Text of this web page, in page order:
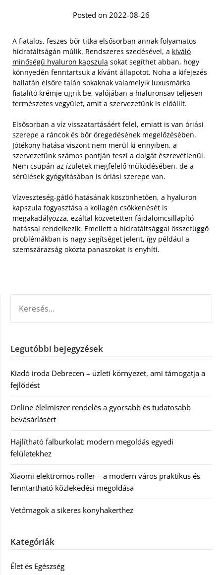
Posted on 2022-08-26
A fiatalos, feszes bőr titka elsősorban annak folyamatos
hidratáltságán múlik. Rendszeres szedésével, a kiváló
minőségű hyaluron kapszula sokat segíthet abban, hogy
könnyedén fenntartsuk a kívánt állapotot. Noha a kifejezés
hallatán elsőre talán sokaknak valamelyik luxusmárka
fiatalító krémje ugrik be, valójában a hialuronsav teljesen
természetes vegyület, amit a szervezetünk is előállít.
Elsősorban a víz visszatartásáért felel, emiatt is van óriási
szerepe a ráncok és bőr öregedésének megelőzésében.
Jótékony hatása viszont nem merül ki ennyiben, a
szervezetünk számos pontján teszi a dolgát észrevétlenül.
Nem csupán az ízületek megfelelő működésében, de a
sérülések gyógyításában is óriási szerepe van.
Vízveszteség-gátló hatásának köszönhetően, a hyaluron
kapszula fogyasztása a kollagén csökkenését is
megakadályozza, ezáltal közvetetten fájdalomcsillapító
hatással rendelkezik. Emellett a hidratáltsággal összefüggő
problémákban is nagy segítséget jelent, így például a
szemszárazság okozta panaszokat is enyhíti.
Legutóbbi bejegyzések
Kiadó iroda Debrecen – üzleti környezet, ami támogatja a
fejlődést
Online élelmiszer rendelés a gyorsabb és tudatosabb
bevásárlásért
Hajlítható falburkolat: modern megoldás egyedi
felületekhez
Xiaomi elektromos roller – a modern város praktikus és
fenntartható közlekedési megoldása
Vetőmagok a sikeres konyhakerthez
Kategóriák
Élet és Egészség